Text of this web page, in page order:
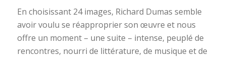
En choisissant 24 images, Richard Dumas semble
avoir voulu se réapproprier son œuvre et nous
offre un moment – une suite – intense, peuplé de
rencontres, nourri de littérature, de musique et de